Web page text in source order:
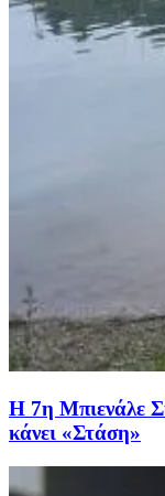
Η 7η Μπιενάλε
κάνει «Στάση»